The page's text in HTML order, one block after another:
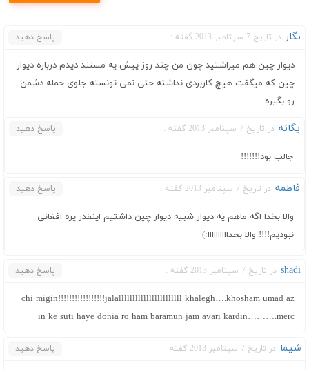
نگار در تاریخ 7 سپتامبر 2013 گفته : پاسخ دهید
دیوار چین هم میزاشتید چون من چند روز پیش یه مستند دیدم درباره دیوار
چین که میگفت هیچ کاربردی نداشته حتی نمی تونسته جلوی حمله دشمن
رو بگیره
یگانه در تاریخ 7 سپتامبر 2013 گفته : پاسخ دهید
جالب بود!!!!!!!
فاطمه در تاریخ 7 سپتامبر 2013 گفته : پاسخ دهید
والا بخدا اگه ماهم یه دیوار شبیه دیوار چین داشتیم اینقدر پره افغانی
نبودیم!!!! والا بخداااااااااا:)
shadi در تاریخ 7 سپتامبر 2013 گفته : پاسخ دهید
chi migin!!!!!!!!!!!!!!!!!jalalllllllllllllllllllllll khalegh….khosham umad az
in ke suti haye donia ro ham baramun jam avari kardin……….merc
شیما در تاریخ 7 سپتامبر 2013 گفته : پاسخ دهید